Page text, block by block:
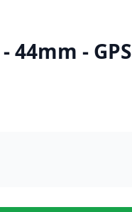
44mm - GPS